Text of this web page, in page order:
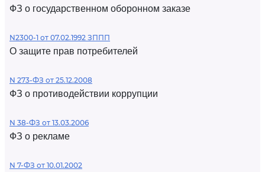
ФЗ о государственном оборонном заказе
N2300-1 от 07.02.1992 ЗППП
О защите прав потребителей
N 273-ФЗ от 25.12.2008
ФЗ о противодействии коррупции
N 38-ФЗ от 13.03.2006
ФЗ о рекламе
N 7-ФЗ от 10.01.2002